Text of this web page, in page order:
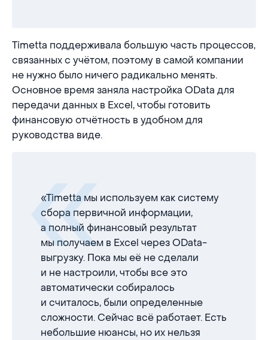
Timetta поддерживала большую часть процессов,
связанных с учётом, поэтому в самой компании
не нужно было ничего радикально менять.
Основное время заняла настройка OData для
передачи данных в Excel, чтобы готовить
финансовую отчётность в удобном для
руководства виде.
«Timetta мы используем как систему
сбора первичной информации,
а полный финансовый результат
мы получаем в Excel через OData-
выгрузку. Пока мы её не сделали
и не настроили, чтобы все это
автоматически собиралось
и считалось, были определенные
сложности. Сейчас всё работает. Есть
небольшие нюансы, но их нельзя